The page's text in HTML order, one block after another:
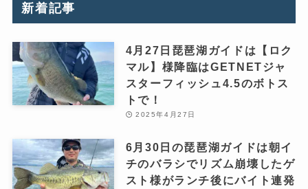
新着記事
4月27日琵琶湖ガイドは【ロク
マル】様降臨はGETNETジャ
スターフィッシュ4.5のボトス
トで！
2025年4月27日
6月30日の琵琶湖ガイドは朝イ
チのバラシでリズム崩壊したゲ
スト様がランチ後にバイト連発